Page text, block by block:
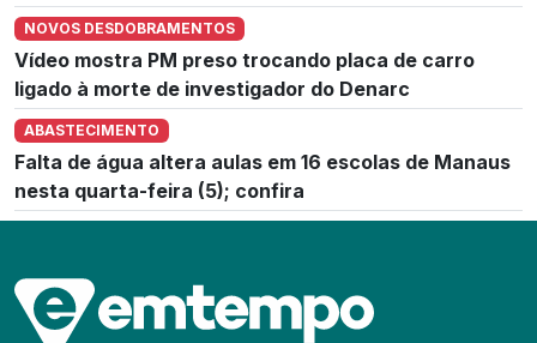
NOVOS DESDOBRAMENTOS
Vídeo mostra PM preso trocando placa de carro
ligado à morte de investigador do Denarc
ABASTECIMENTO
Falta de água altera aulas em 16 escolas de Manaus
nesta quarta-feira (5); confira